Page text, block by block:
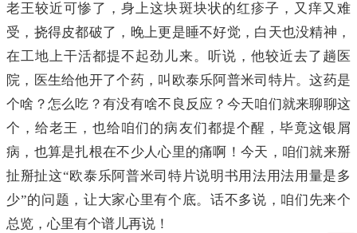
老王较近可惨了，身上这块斑块状的红疹子，又痒又难
受，挠得皮都破了，晚上更是睡不好觉，白天也没精神，
在工地上干活都提不起劲儿来。听说，他较近去了趟医
院，医生给他开了个药，叫欧泰乐阿普米司特片。这药是
个啥？怎么吃？有没有啥不良反应？今天咱们就来聊聊这
个，给老王，也给咱们的病友们都提个醒，毕竟这银屑
病，也算是扎根在不少人心里的痛啊！今天，咱们就来掰
扯掰扯这“欧泰乐阿普米司特片说明书用法用法用量是多
少”的问题，让大家心里有个底。话不多说，咱们先来个
总览，心里有个谱儿再说！